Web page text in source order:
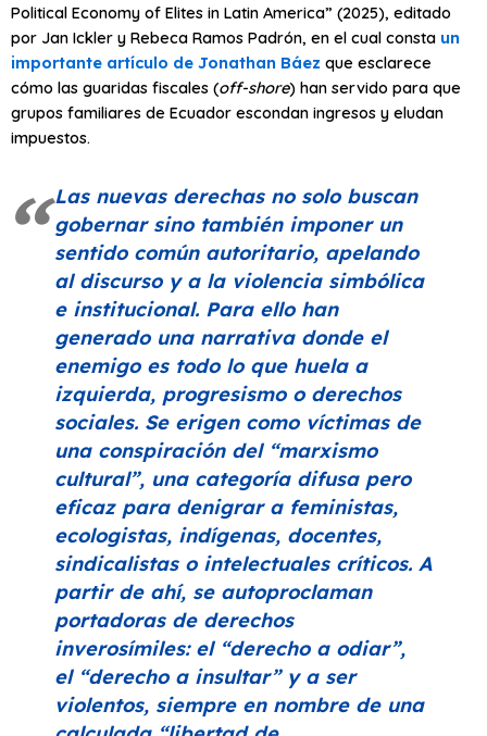
Political Economy of Elites in Latin America” (2025), editado
por Jan Ickler y Rebeca Ramos Padrón, en el cual consta un
importante artículo de Jonathan Báez que esclarece
cómo las guaridas fiscales (off-shore) han servido para que
grupos familiares de Ecuador escondan ingresos y eludan
impuestos.
Las nuevas derechas no solo buscan
gobernar sino también imponer un
sentido común autoritario, apelando
al discurso y a la violencia simbólica
e institucional. Para ello han
generado una narrativa donde el
enemigo es todo lo que huela a
izquierda, progresismo o derechos
sociales. Se erigen como víctimas de
una conspiración del“marxismo
cultural”, una categoría difusa pero
eficaz para denigrar a feministas,
ecologistas, indígenas, docentes,
sindicalistas o intelectuales críticos. A
partir de ahí, se autoproclaman
portadoras de derechos
inverosímiles: el “derecho a odiar”,
el “derecho a insultar” y a ser
violentos, siempre en nombre de una